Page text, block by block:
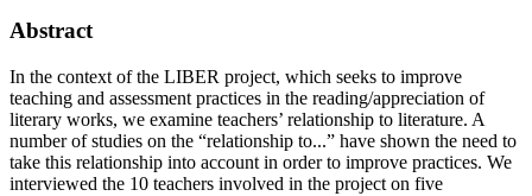
Abstract
In the context of the LIBER project, which seeks to improve
teaching and assessment practices in the reading/appreciation of
literary works, we examine teachers’ relationship to literature. A
number of studies on the “relationship to...” have shown the need to
take this relationship into account in order to improve practices. We
interviewed the 10 teachers involved in the project on five